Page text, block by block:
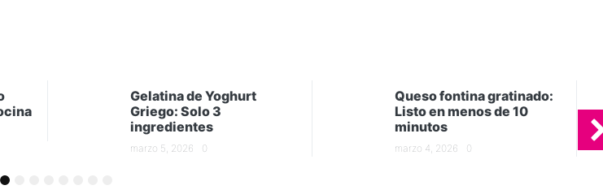
Gelatina de Yoghurt
Griego: Solo 3
ingredientes
marzo 5, 2026 0
Queso fontina gratinado:
Listo en menos de 10
minutos
marzo 4, 2026 0
4